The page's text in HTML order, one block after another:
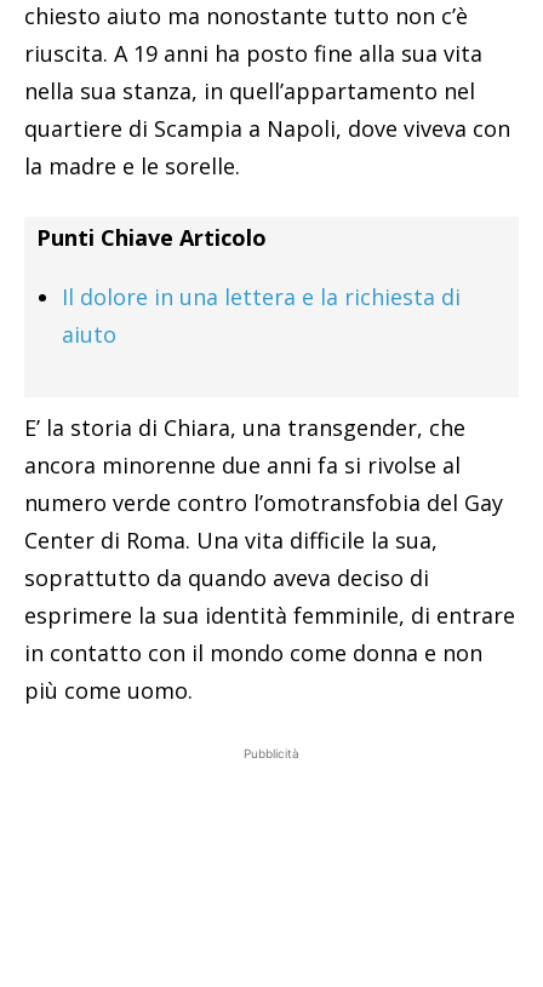
chiesto aiuto ma nonostante tutto non c’è
riuscita. A 19 anni ha posto fine alla sua vita
nella sua stanza, in quell’appartamento nel
quartiere di Scampia a Napoli, dove viveva con
la madre e le sorelle.
Punti Chiave Articolo
Il dolore in una lettera e la richiesta di
aiuto
E’ la storia di Chiara, una transgender, che
ancora minorenne due anni fa si rivolse al
numero verde contro l’omotransfobia del Gay
Center di Roma. Una vita difficile la sua,
soprattutto da quando aveva deciso di
esprimere la sua identità femminile, di entrare
in contatto con il mondo come donna e non
più come uomo.
Pubblicità